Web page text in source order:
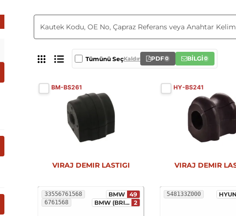
Tümünü SeçKaldır PDF0 BİLGİ 0
BM-BS261
33556761568
6761568
BMW 49
BMW (BRI... 2
VIRAJ DEMIR LASTIGI
HY-BS241
548133Z000
VIRAJ DEMIR